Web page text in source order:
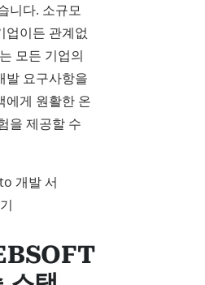
니다. 소규모
업이든 관계없
모든 기업의
발 요구사항을
에게 원활한 온
을 제공할 수
개발 서